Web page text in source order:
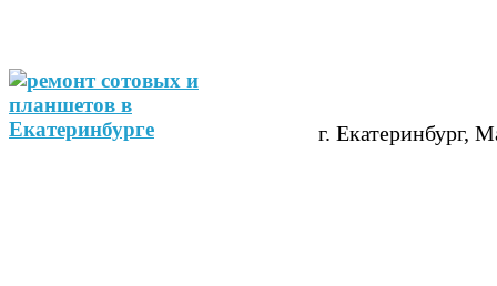
г. Екатеринбург,